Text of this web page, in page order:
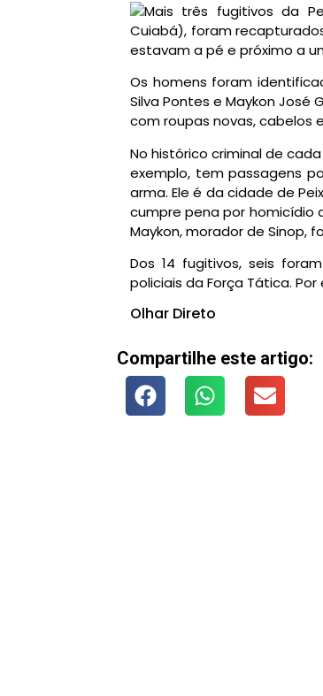
Mais três fugitivos da
Cuiabá), foram
estavam a pé e próximo a
Os homens foram
Silva Pontes e Maykon
com roupas novas, cabelos
No histórico criminal de
exemplo, tem passagens
arma. Ele é da cidade de
cumpre pena por homicídio
Maykon, morador de Sinop,
Dos 14 fugitivos, seis
policiais da Força Tática.
Olhar Direto
Compartilhe este artigo: